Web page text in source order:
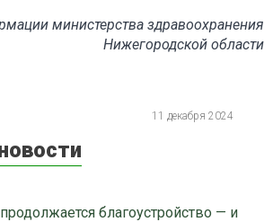
министерства здравоохранения
Нижегородской области
11 декабря 2024
благоустройство — и